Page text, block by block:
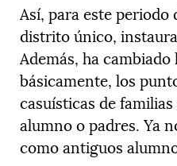
Así, para este
distrito único,
Además, ha
básicamente, los
casuísticas de
alumno o padres. Ya
como antiguos